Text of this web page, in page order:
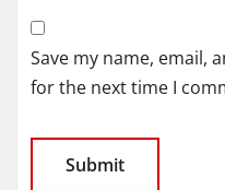
Save my name, email,
for the next time I